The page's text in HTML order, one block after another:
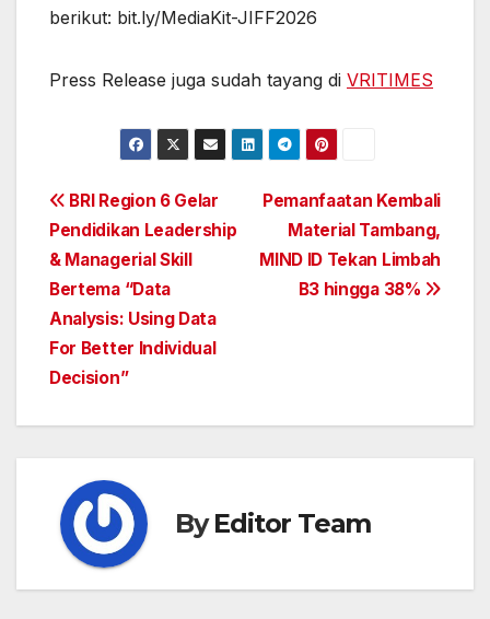
berikut: bit.ly/MediaKit-JIFF2026
Press Release juga sudah tayang di VRITIMES
Post
navigation
Pemanfaatan Kembali
Material Tambang,
MIND ID Tekan Limbah
B3 hingga 38%
BRI Region 6 Gelar
Pendidikan Leadership
& Managerial Skill
Bertema “Data
Analysis: Using Data
For Better Individual
Decision”
ByEditor Team